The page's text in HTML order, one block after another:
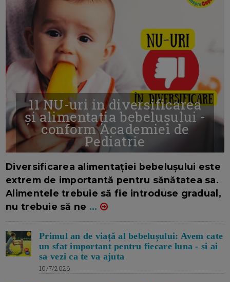
11 NU-uri in diversificarea
și alimentația bebelușului -
conform Academiei de
Pediatrie
Diversificarea alimentației bebelușului este
extrem de importantă pentru sănătatea sa.
Alimentele trebuie să fie introduse gradual,
nu trebuie să ne ...
Primul an de viață al bebelușului: Avem cate
un sfat important pentru fiecare luna - si ai
sa vezi ca te va ajuta
10/7/2026